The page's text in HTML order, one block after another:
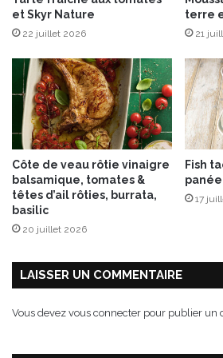
e
r
n
d
r
e
N
i
®
P
e
n
et Skyr Nature
22 juillet 2026
terre
21
Côte de veau rôtie vinaigre
balsamique, tomates &
têtes d’ail rôties, burrata,
basilic
20 juillet 2026
Fish
panée
17
LAISSER UN COMMENTAIRE
Vous devez vous connecter pour publier un